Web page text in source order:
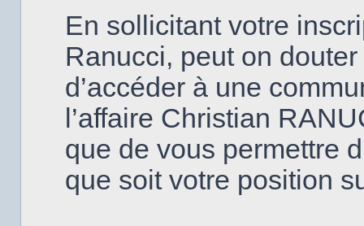
En sollicitant votre
Ranucci, peut on
d’accéder à une
l’affaire Christian
que de vous permettre
que soit votre position